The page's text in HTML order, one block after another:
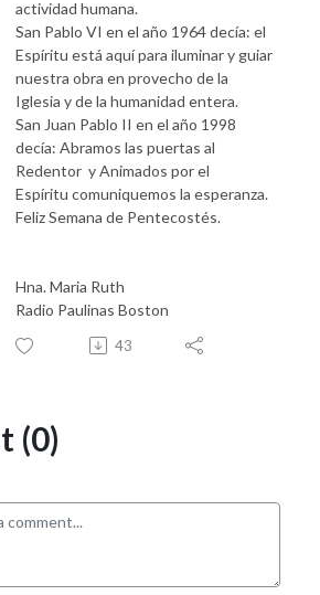
actividad humana.
San Pablo VI en el año 1964 decía: el
Espíritu está aquí para iluminar y guiar
nuestra obra en provecho de la
Iglesia y de la humanidad entera.
San Juan Pablo II en el año 1998
decía: Abramos las puertas al
Redentor y Animados por el
Espíritu comuniquemos la esperanza.
Feliz Semana de Pentecostés.
Hna. Maria Ruth
Radio Paulinas Boston
43
(0)